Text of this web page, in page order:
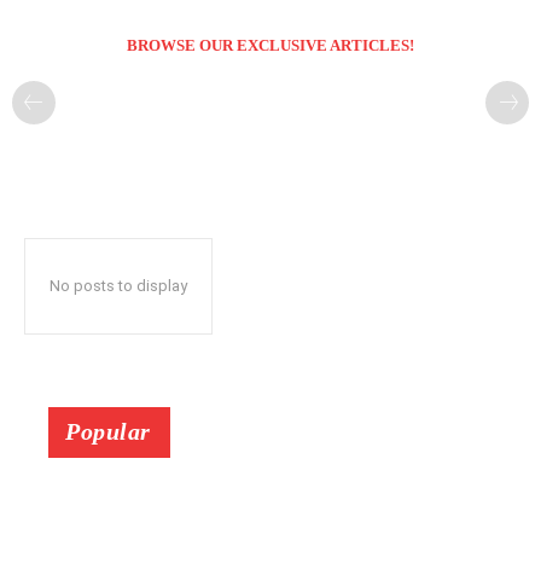
BROWSE OUR EXCLUSIVE ARTICLES!
No posts to display
Popular